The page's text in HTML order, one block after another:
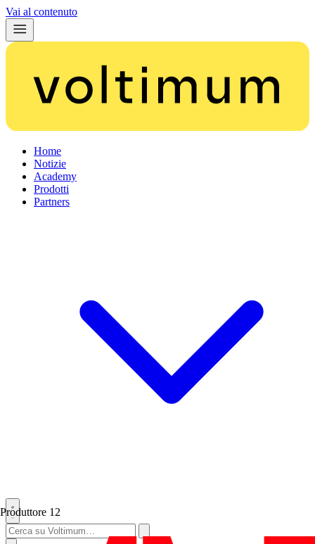
Vai al contenuto
Home
Notizie
Academy
Prodotti
Partners
Produttore 12